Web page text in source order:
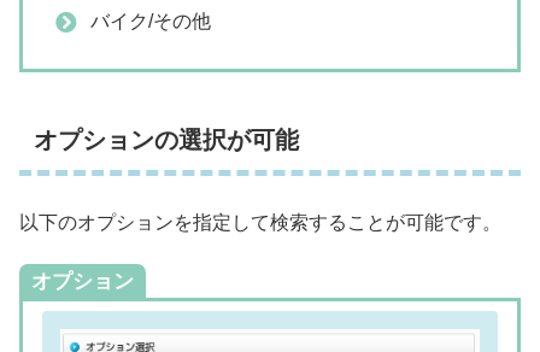
バイク/その他
オプションの選択が可能
以下のオプションを指定して検索することが可能です。
オプション